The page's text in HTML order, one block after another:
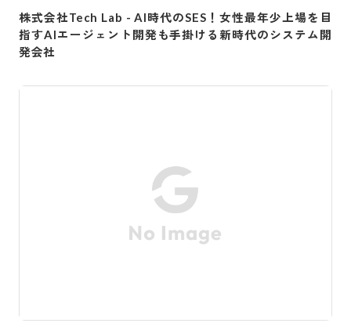
株式会社Tech Lab -AI時代のSES！女性最年少上場を目
指すAIエージェント開発も手掛ける新時代のシステム開
発会社